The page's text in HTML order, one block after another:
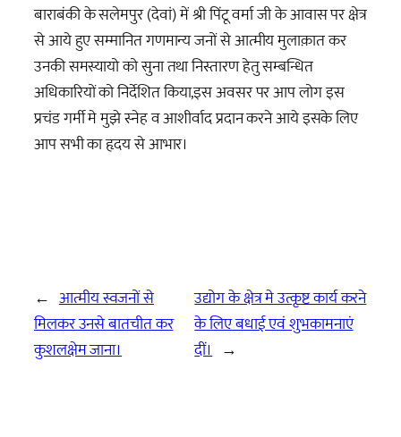
बाराबंकी के सलेमपुर (देवां) में श्री पिंटू वर्मा जी के आवास पर क्षेत्र
से आये हुए सम्मानित गणमान्य जनों से आत्मीय मुलाक़ात कर
उनकी समस्यायो को सुना तथा निस्तारण हेतु सम्बन्धित
अधिकारियों को निर्देशित किया,इस अवसर पर आप लोग इस
प्रचंड गर्मी मे मुझे स्नेह व आशीर्वाद प्रदान करने आये इसके लिए
आप सभी का हृदय से आभार।
← आत्मीय स्वजनों से
मिलकर उनसे बातचीत कर
कुशलक्षेम जाना।
उद्योग के क्षेत्र मे उत्कृष्ट कार्य करने
के लिए बधाई एवं शुभकामनाएं
दीं। →